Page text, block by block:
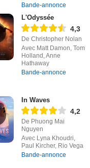
Bande-annonce
L'Odyssée
4,3
De Christopher Nolan
Avec Matt Damon, Tom
Holland, Anne
Hathaway
Bande-annonce
In Waves
4,2
De Phuong Mai
Nguyen
Avec Lyna Khoudri,
Paul Kircher, Rio Vega
Bande-annonce